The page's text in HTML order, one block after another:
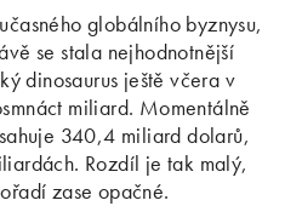
globálního byznysu,
se stala nejhodnotnější
dinosaurus ještě včera v
miliard. Momentálně
340,4 miliard dolarů,
Rozdíl je tak malý,
zase opačné.